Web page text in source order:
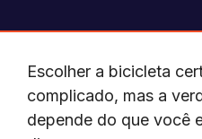
Escolher a bicicleta
complicado, mas a
depende do que você